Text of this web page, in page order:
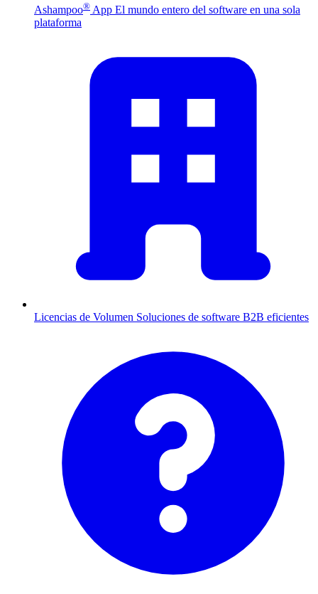
Ashampoo® App El mundo entero del software en una sola
plataforma
Licencias de Volumen Soluciones de software B2B eficientes